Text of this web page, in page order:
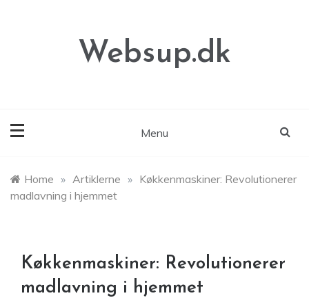
Websup.dk
Menu
Home » Artiklerne » Køkkenmaskiner: Revolutionerer
madlavning i hjemmet
Køkkenmaskiner: Revolutionerer
madlavning i hjemmet